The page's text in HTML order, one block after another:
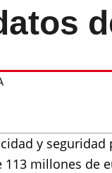
y
millones de